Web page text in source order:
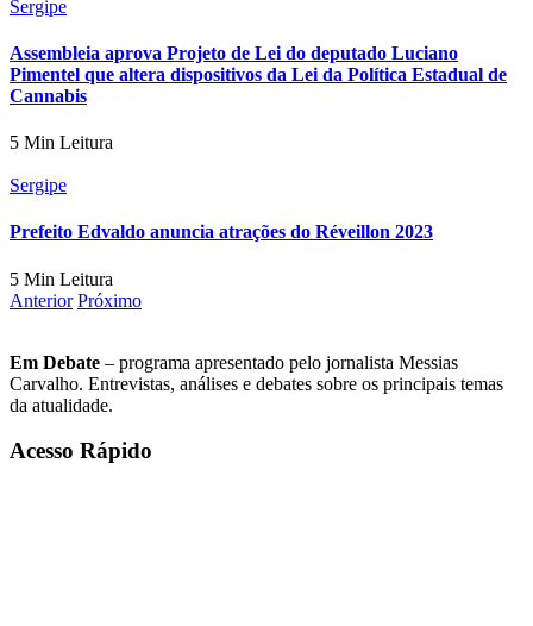
Sergipe
Assembleia aprova Projeto de Lei do deputado Luciano
Pimentel que altera dispositivos da Lei da Política Estadual de
Cannabis
5 Min Leitura
Sergipe
Prefeito Edvaldo anuncia atrações do Réveillon 2023
5 Min Leitura
Anterior Próximo
Em Debate – programa apresentado pelo jornalista Messias
Carvalho. Entrevistas, análises e debates sobre os principais temas
da atualidade.
Acesso Rápido